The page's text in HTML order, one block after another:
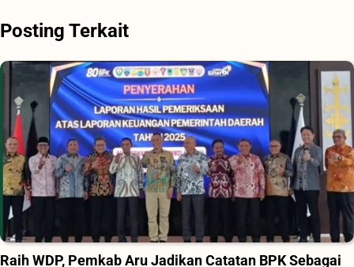
Posting Terkait
Raih WDP, Pemkab Aru Jadikan Catatan BPK Sebagai